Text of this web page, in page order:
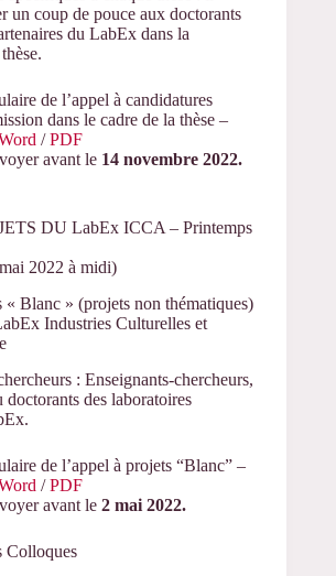
un coup de pouce aux doctorants
du LabEx dans la
de l’appel à candidatures
dans le cadre de la thèse –
/PDF
avant le 14 novembre 2022.
DU LabEx ICCA – Printemps
2022 à midi)
Blanc » (projets non thématiques)
Industries Culturelles et
: Enseignants-chercheurs,
doctorants des laboratoires
de l’appel à projets “Blanc” –
/PDF
avant le 2 mai 2022.
Colloques